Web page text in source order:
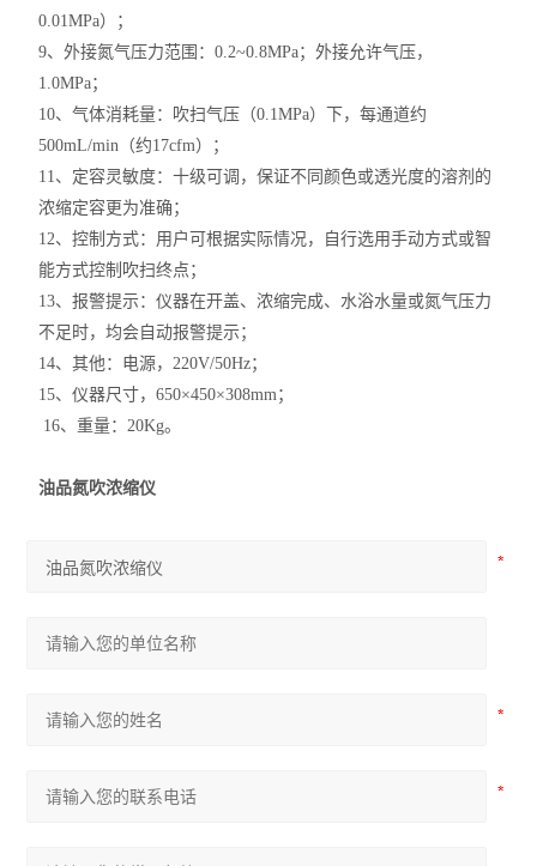
0.01MPa）；
9、外接氮气压力范围：0.2~0.8MPa；外接允许气压，
1.0MPa；
10、气体消耗量：吹扫气压（0.1MPa）下，每通道约
500mL/min（约17cfm）；
11、定容灵敏度：十级可调，保证不同颜色或透光度的溶剂的
浓缩定容更为准确；
12、控制方式：用户可根据实际情况，自行选用手动方式或智
能方式控制吹扫终点；
13、报警提示：仪器在开盖、浓缩完成、水浴水量或氮气压力
不足时，均会自动报警提示；
14、其他：电源，220V/50Hz；
15、仪器尺寸，650×450×308mm；
16、重量：20Kg。
油品氮吹浓缩仪